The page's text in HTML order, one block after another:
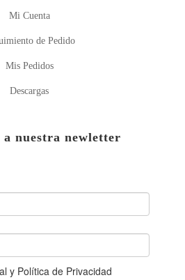
Mi Cuenta
de Pedido
Mis Pedidos
Descargas
a nuestra newletter